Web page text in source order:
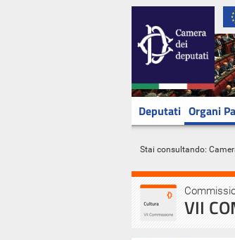
Deputati Organi
Stai consultando:
VII